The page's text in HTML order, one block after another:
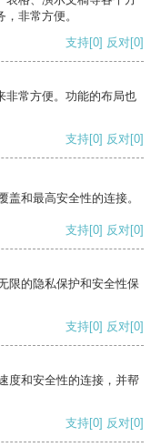
非常方便。
支持[0] 反对[0]
非常方便。功能的布局也
支持[0] 反对[0]
和最高安全性的连接。
支持[0] 反对[0]
限的隐私保护和安全性保
支持[0] 反对[0]
度和安全性的连接，并帮
支持[0] 反对[0]